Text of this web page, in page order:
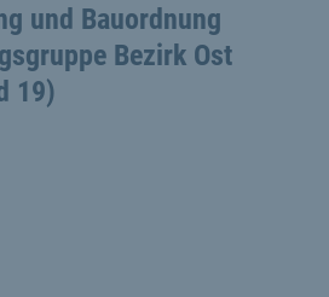
und Bauordnung
Bezirk Ost
19)